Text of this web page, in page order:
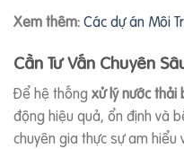
Xem thêm:Các dự án Môi
Cần Tư Vấn Chuyên
Để hệ thống xử lý nước thải
động hiệu quả, ổn định và
chuyên gia thực sự am hiểu